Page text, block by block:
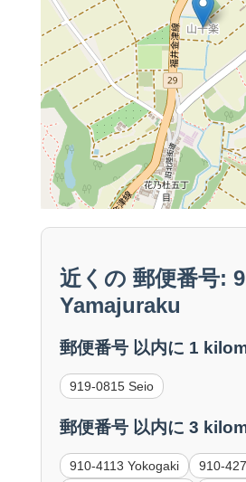
近くの 郵便番号:
Yamajuraku
郵便番号 以内に 1
919-0815 Seio
郵便番号 以内に 3
910-4113 Yokogaki
910-